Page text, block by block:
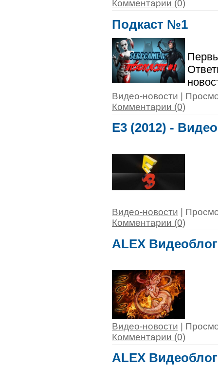
Комментарии (0)
Подкаст №1
Видео-новости |
Комментарии (0)
E3 (2012) -
Видео-новости |
Комментарии (0)
ALEX
Видео-новости |
Комментарии (0)
ALEX